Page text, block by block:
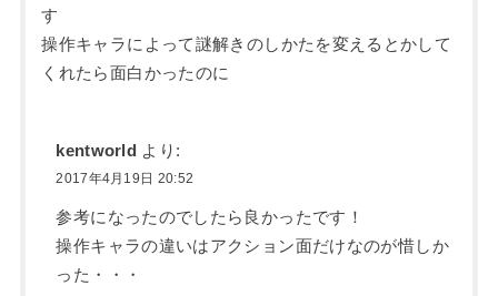
す
操作キャラによって謎解きのしかたを変えるとかして
くれたら面白かったのに
kentworld より:
2017年4月19日 20:52
参考になったのでしたら良かったです！
操作キャラの違いはアクション面だけなのが惜しか
った・・・